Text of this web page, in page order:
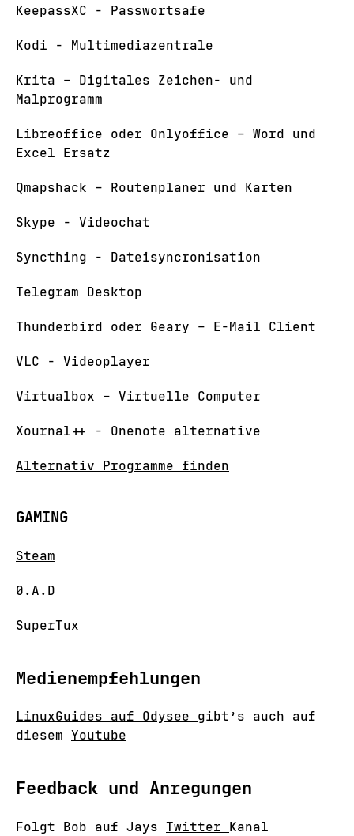
KeepassXC - Passwortsafe
Kodi - Multimediazentrale
Krita – Digitales Zeichen- und
Malprogramm
Libreoffice oder Onlyoffice – Word und
Excel Ersatz
Qmapshack – Routenplaner und Karten
Skype - Videochat
Syncthing - Dateisyncronisation
Telegram Desktop
Thunderbird oder Geary – E-Mail Client
VLC - Videoplayer
Virtualbox – Virtuelle Computer
Xournal++ - Onenote alternative
Alternativ Programme finden
GAMING
Steam
0.A.D
SuperTux
Medienempfehlungen
LinuxGuides auf Odysee gibt’s auch auf
diesem Youtube
Feedback und Anregungen
Folgt Bob auf Jays Twitter Kanal